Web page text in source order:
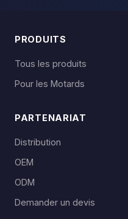
PRODUITS
Tous les produits
Pour les Motards
PARTENARIAT
Distribution
OEM
ODM
Demander un devis